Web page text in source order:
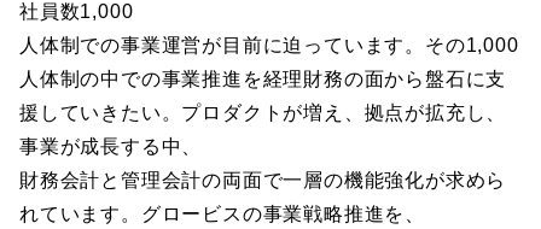
社員数1,000
人体制での事業運営が目前に迫っています。その1,000
人体制の中での事業推進を経理財務の面から盤石に支
援していきたい。プロダクトが増え、拠点が拡充し、
事業が成長する中、
財務会計と管理会計の両面で一層の機能強化が求めら
れています。グロービスの事業戦略推進を、